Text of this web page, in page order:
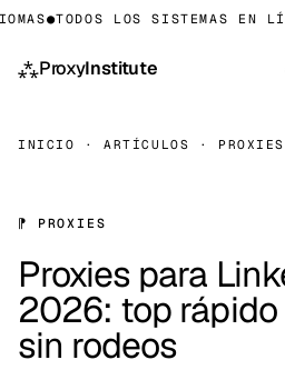
●TODOS LOS SISTEMAS EN
⁂ProxyInstitute
INICIO · ARTÍCULOS · PROXIES
⁋ PROXIES
Proxies para
2026: top
sin rodeos